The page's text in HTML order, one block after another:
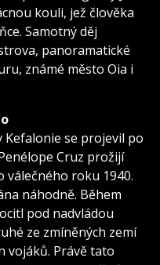
kouli, jež člověka
Samotný děj
panoramatické
známé město Oia i
se projevil po
Cruz prožijí
válečného roku 1940.
náhodně. Během
pod nadvládou
ze zmíněných zemí
vojáků. Právě tato